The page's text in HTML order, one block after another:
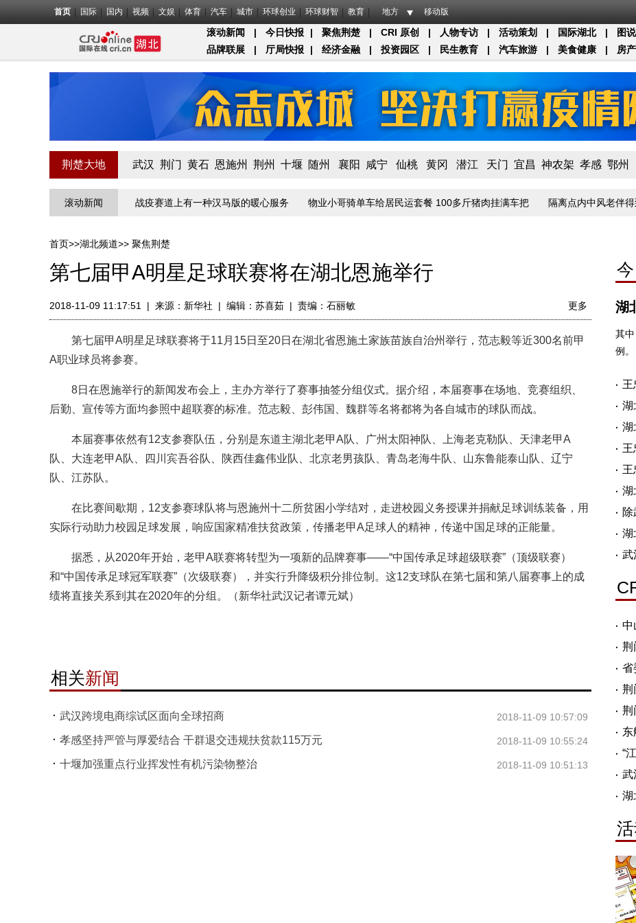
首页 国际 国内 视频 文娱 体育 汽车 城市 环球创业 环球财智 教育 地方 移动版
滚动新闻 | 今日快报 | 聚焦荆楚 | CRI 原创 | 人物专访 | 活动策划 | 国际湖北 |
图
品牌联展
| 厅局快报 | 经济金融 | 投资园区 | 民生教育 | 汽车旅游 | 美食健康 | 房
荆楚大地 武汉 荆门 黄石 恩施州 荆州 十堰 随州 襄阳 咸宁 仙桃 黄冈 潜江 天门 宜昌 神农架 孝感 鄂州
滚动新闻
第一关的“疫”线守门员 战疫赛道上有一种汉马版的暖心服务 物业小哥骑单车给居民运套餐 100多斤猪肉挂满车把 隔离点内中风老伴得到
首页>>湖北频道>> 聚焦荆楚
第七届甲A明星足球联赛将在湖北恩施举行
2018-11-09 11:17:51 | 来源： 新华社 | 编辑：苏喜茹 | 责编：石丽敏 更多
第七届甲A明星足球联赛将于11月15日至20日在湖北省恩施土家族苗族自治州举行，范志毅等近300名前甲
A职业球员将参赛。
8日在恩施举行的新闻发布会上，主办方举行了赛事抽签分组仪式。据介绍，本届赛事在场地、竞赛组织、
后勤、宣传等方面均参照中超联赛的标准。范志毅、彭伟国、魏群等名将都将为各自城市的球队而战。
本届赛事依然有12支参赛队伍，分别是东道主湖北老甲A队、广州太阳神队、上海老克勒队、天津老甲A
队、大连老甲A队、四川宾吾谷队、陕西佳鑫伟业队、北京老男孩队、青岛老海牛队、山东鲁能泰山队、辽宁
队、江苏队。
在比赛间歇期，12支参赛球队将与恩施州十二所贫困小学结对，走进校园义务授课并捐献足球训练装备，用
实际行动助力校园足球发展，响应国家精准扶贫政策，传播老甲A足球人的精神，传递中国足球的正能量。
据悉，从2020年开始，老甲A联赛将转型为一项新的品牌赛事——“中国传承足球超级联赛”（顶级联赛）
和“中国传承足球冠军联赛”（次级联赛），并实行升降级积分排位制。这12支球队在第七届和第八届赛事上的成
绩将直接关系到其在2020年的分组。（新华社武汉记者谭元斌）
相关新闻
武汉跨境电商综试区面向全球招商 2018-11-09 10:57:09
孝感坚持严管与厚爱结合 干群退交违规扶贫款115万元 2018-11-09 10:55:24
十堰加强重点行业挥发性有机污染物整治 2018-11-09 10:51:13
湖
其
例。
王
湖
湖
王
王
湖
湖
武
中
荆
省
荆
荆
东
“
武
湖